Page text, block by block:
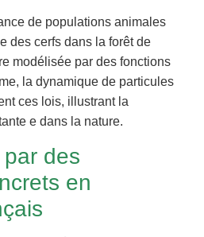
de populations animales
des cerfs dans la forêt de
modélisée par des fonctions
la dynamique de particules
ces lois, illustrant la
e dans la nature.
des
en